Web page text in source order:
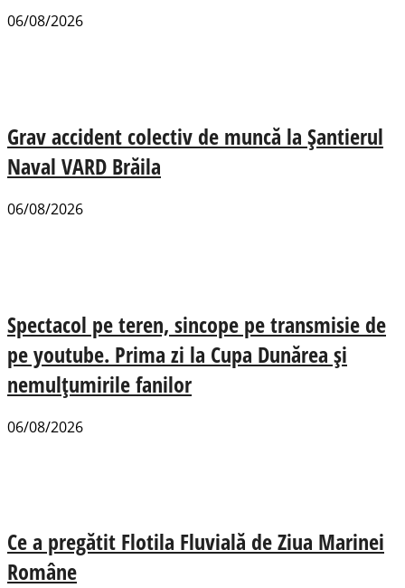
06/08/2026
Grav accident colectiv de muncă la Șantierul
Naval VARD Brăila
06/08/2026
Spectacol pe teren, sincope pe transmisie de
pe youtube. Prima zi la Cupa Dunărea și
nemulțumirile fanilor
06/08/2026
Ce a pregătit Flotila Fluvială de Ziua Marinei
Române